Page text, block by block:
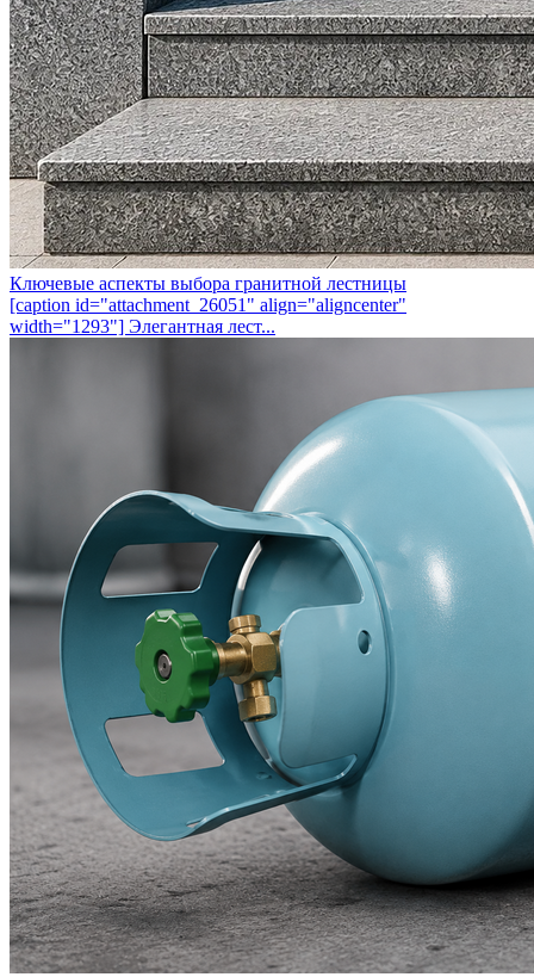
Ключевые аспекты выбора гранитной лестницы
[caption id="attachment_26051" align="aligncenter"
width="1293"] Элегантная лест...